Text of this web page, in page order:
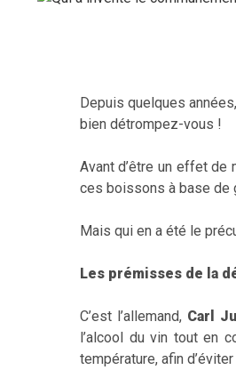
Depuis quelques
bien détrompez-vous !
Avant d’être un effet de
ces boissons à base de
Mais qui en a été le
Les prémisses de la
C’est l’allemand, Carl
l’alcool du vin tout en
température, afin